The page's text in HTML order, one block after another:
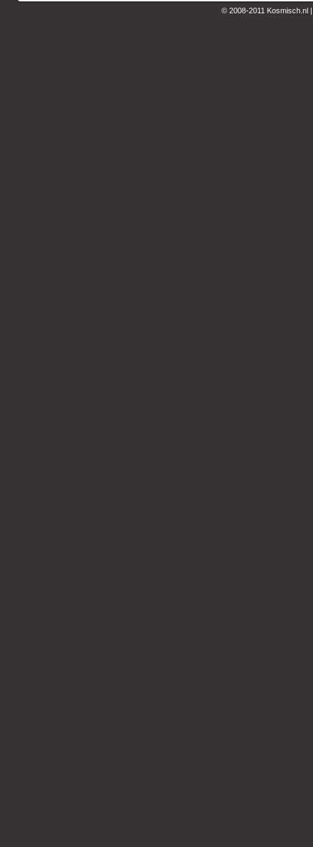
© 2008-2011 Kosmisch.nl